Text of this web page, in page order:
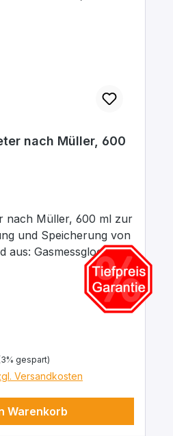
nach Müller, 600
nach Müller, 600 ml zur
und Speicherung von
10-Verschraubung (Art.
zylinder (Art.Nr.
gespart)
Versandkosten
Warenkorb